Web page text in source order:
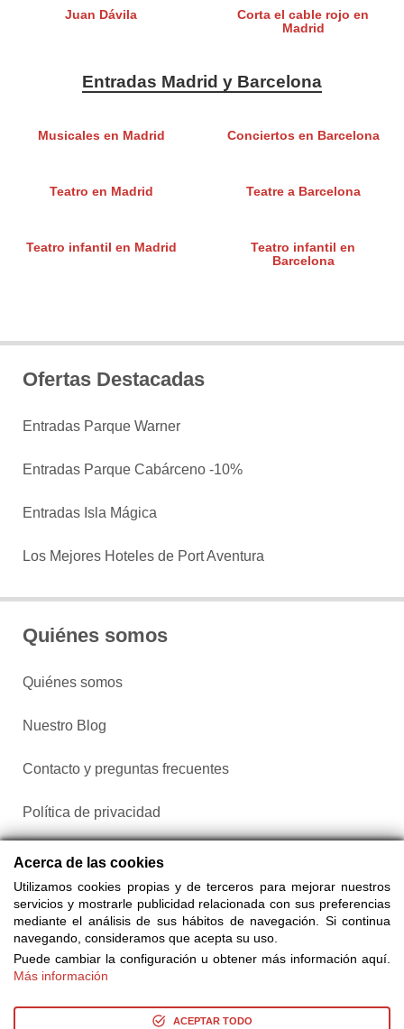
Juan Dávila
Corta el cable rojo en
Madrid
Entradas Madrid y Barcelona
Musicales en Madrid Conciertos en Barcelona
Teatro en Madrid Teatre a Barcelona
Teatro infantil en Madrid
Teatro infantil en
Barcelona
Ofertas Destacadas
Entradas Parque Warner
Entradas Parque Cabárceno -10%
Entradas Isla Mágica
Los Mejores Hoteles de Port Aventura
Quiénes somos
Quiénes somos
Nuestro Blog
Contacto y preguntas frecuentes
Política de privacidad
Configurar cookies
de 25 proveedores
Acerca de las cookies
Utilizamos cookies propias y de terceros para mejorar nuestros
servicios y mostrarle publicidad relacionada con sus preferencias
mediante el análisis de sus hábitos de navegación. Si continua
navegando, consideramos que acepta su uso.
Puede cambiar la configuración u obtener más información aquí.
Más información
ACEPTAR TODO